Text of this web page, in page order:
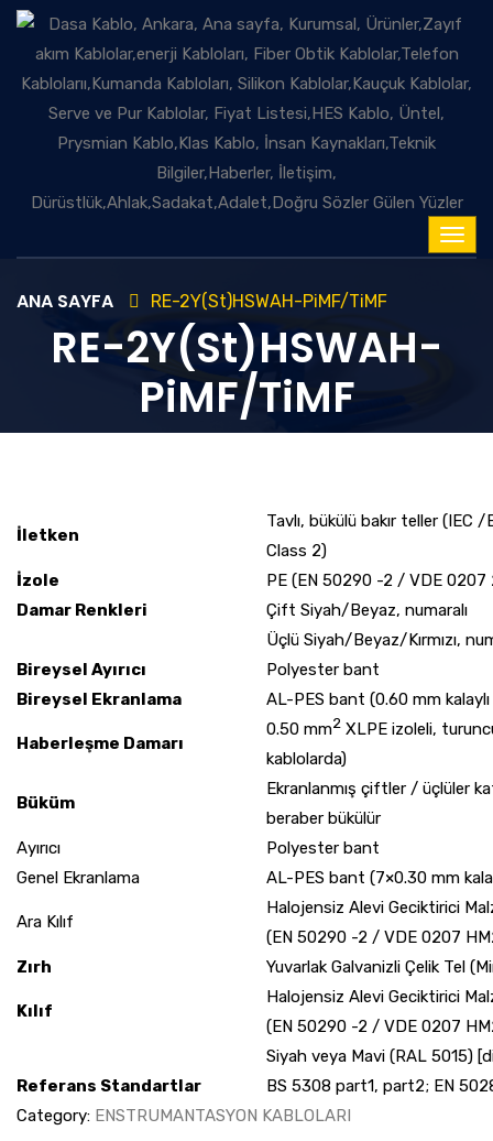
ANA SAYFA RE-2Y(St)HSWAH-PiMF/TiMF
RE-2Y(St)HSWAH-
PiMF/TiMF
İletken
Tavlı, bükülü bakır teller
Class 2)
İzole
PE (EN 50290 -2 / VDE 0207
Damar Renkleri
Çift Siyah/Beyaz, numaralı
Üçlü Siyah/Beyaz/Kırmızı,
Bireysel Ayırıcı
Polyester bant
Bireysel Ekranlama
AL-PES bant (0.60 mm
Haberleşme Damarı
0.50 mm2 XLPE izoleli,
kablolarda)
Büküm
Ekranlanmış çiftler / üçlüler
beraber bükülür
Ayırıcı
Polyester bant
Genel Ekranlama
AL-PES bant (7×0.30 mm
Ara Kılıf
Halojensiz Alevi Geciktirici
(EN 50290 -2 / VDE 0207
Zırh
Yuvarlak Galvanizli Çelik Tel
Kılıf
Halojensiz Alevi Geciktirici
(EN 50290 -2 / VDE 0207
Siyah veya Mavi (RAL 5015)
Referans Standartlar
BS 5308 part1, part2; EN
Category: ENSTRUMANTASYON KABLOLARI